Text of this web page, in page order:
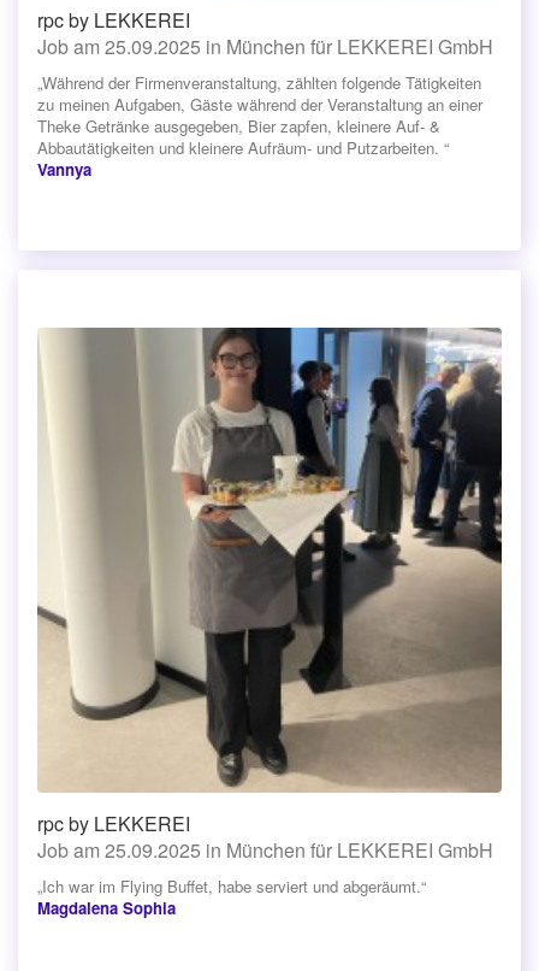
rpc by LEKKEREI
Job am 25.09.2025 in München für LEKKEREI GmbH
„Während der Firmenveranstaltung, zählten folgende Tätigkeiten
zu meinen Aufgaben, Gäste während der Veranstaltung an einer
Theke Getränke ausgegeben, Bier zapfen, kleinere Auf- &
Abbautätigkeiten und kleinere Aufräum- und Putzarbeiten. “
Vannya
rpc by LEKKEREI
Job am 25.09.2025 in München für LEKKEREI GmbH
„Ich war im Flying Buffet, habe serviert und abgeräumt.“
Magdalena Sophia